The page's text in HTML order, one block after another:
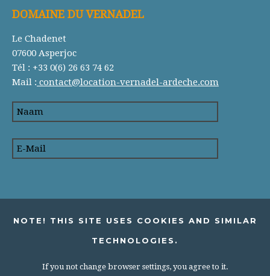
DOMAINE DU VERNADEL
Le Chadenet
07600 Asperjoc
Tél : +33 0(6) 26 63 74 62
Mail : contact@location-vernadel-ardeche.com
NOTE! THIS SITE USES COOKIES AND SIMILAR
TECHNOLOGIES.
If you not change browser settings, you agree to it.